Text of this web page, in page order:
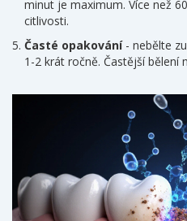
minut je maximum. Více než
citlivosti.
Časté opakování- nebělte
1-2 krát ročně. Častější bělení